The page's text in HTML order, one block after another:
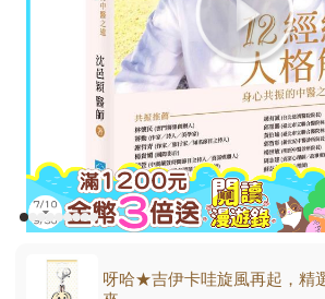
呀哈★吉伊卡哇旋風再起，精